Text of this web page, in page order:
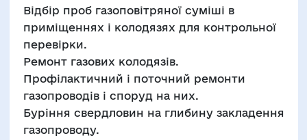
Відбір проб газоповітряної суміші в
приміщеннях і колодязях для контрольної
перевірки.
Ремонт газових колодязів.
Профілактичний і поточний ремонти
газопроводів і споруд на них.
Буріння свердловин на глибину закладення
газопроводу.